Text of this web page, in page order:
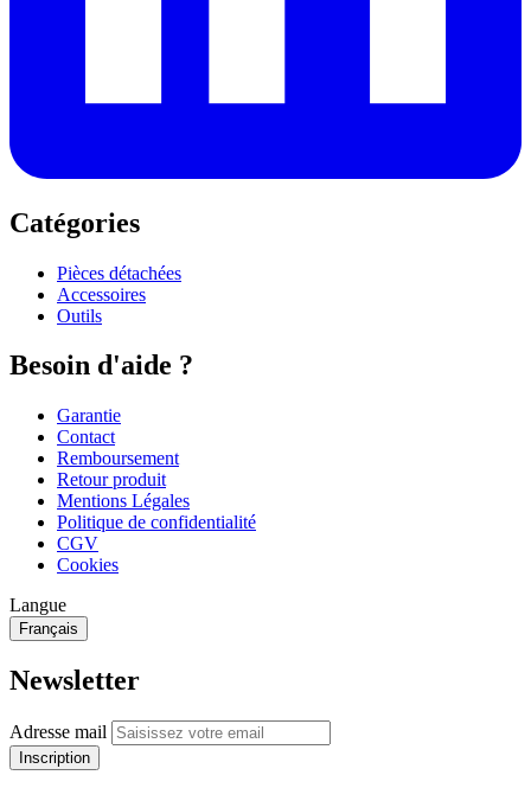
Catégories
Pièces détachées
Accessoires
Outils
Besoin d'aide ?
Garantie
Contact
Remboursement
Retour produit
Mentions Légales
Politique de confidentialité
CGV
Cookies
Langue
Français
Newsletter
Adresse mail
Inscription